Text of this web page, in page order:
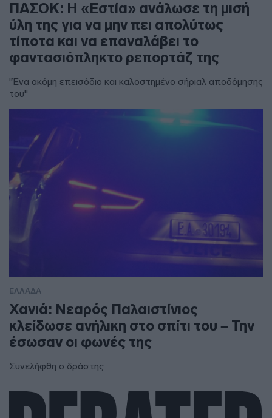
ΠΑΣΟΚ: Η «Εστία» ανάλωσε τη μισή
ύλη της για να μην πει απολύτως
τίποτα και να επαναλάβει το
φαντασιόπληκτο ρεπορτάζ της
"Ένα ακόμη επεισόδιο και καλοστημένο σήριαλ αποδόμησης
του"
ΕΛΛΑΔΑ
Χανιά: Νεαρός Παλαιστίνιος
κλείδωσε ανήλικη στο σπίτι του – Την
έσωσαν οι φωνές της
Συνελήφθη ο δράστης